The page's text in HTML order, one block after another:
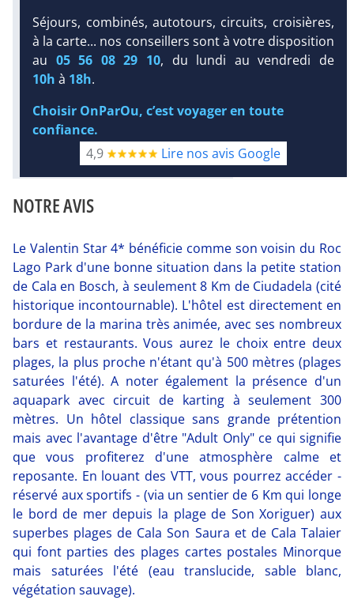
DEMANDE
D’INFORMATIONS
500 m
130 m
Équipement :
210
Tx: 8 % Tx :9 %
Distance depuis l'hôtel : 49 km
Diaporama
NOTRE AVIS
Le Valentin Star 4* bénéficie comme son voisin du Roc
Lago Park d'une bonne situation dans la petite station
de Cala en Bosch, à seulement 8 Km de Ciudadela (cité
historique incontournable). L'hôtel est directement en
bordure de la marina très animée, avec ses nombreux
bars et restaurants. Vous aurez le choix entre deux
plages, la plus proche n'étant qu'à 500 mètres (plages
saturées l'été). A noter également la présence d'un
aquapark avec circuit de karting à seulement 300
mètres. Un hôtel classique sans grande prétention
mais avec l'avantage d'être "Adult Only" ce qui signifie
que vous profiterez d'une atmosphère calme et
reposante. En louant des VTT, vous pourrez accéder -
réservé aux sportifs - (via un sentier de 6 Km qui longe
le bord de mer depuis la plage de Son Xoriguer) aux
superbes plages de Cala Son Saura et de Cala Talaier
qui font parties des plages cartes postales Minorque
mais saturées l'été (eau translucide, sable blanc,
végétation sauvage).
Séjours, combinés, autotours, circuits, croisières,
à la carte... nos conseillers sont à votre disposition
au 05 56 08 29 10, du lundi au vendredi de
10h à 18h.
Choisir OnParOu, c’est voyager en toute
confiance.
4,9
Lire nos avis Google